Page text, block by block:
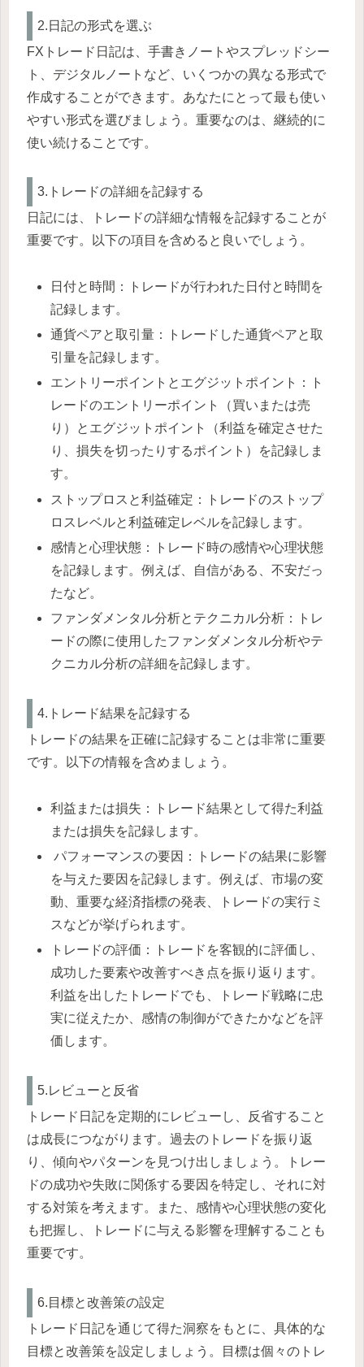
2.日記の形式を選ぶ
FXトレード日記は、手書きノートやスプレッドシー
ト、デジタルノートなど、いくつかの異なる形式で
作成することができます。あなたにとって最も使い
やすい形式を選びましょう。重要なのは、継続的に
使い続けることです。
3.トレードの詳細を記録する
日記には、トレードの詳細な情報を記録することが
重要です。以下の項目を含めると良いでしょう。
日付と時間：トレードが行われた日付と時間を
記録します。
通貨ペアと取引量：トレードした通貨ペアと取
引量を記録します。
エントリーポイントとエグジットポイント：ト
レードのエントリーポイント（買いまたは売
り）とエグジットポイント（利益を確定させた
り、損失を切ったりするポイント）を記録しま
す。
ストップロスと利益確定：トレードのストップ
ロスレベルと利益確定レベルを記録します。
感情と心理状態：トレード時の感情や心理状態
を記録します。例えば、自信がある、不安だっ
たなど。
ファンダメンタル分析とテクニカル分析：トレ
ードの際に使用したファンダメンタル分析やテ
クニカル分析の詳細を記録します。
4.トレード結果を記録する
トレードの結果を正確に記録することは非常に重要
です。以下の情報を含めましょう。
利益または損失：トレード結果として得た利益
または損失を記録します。
パフォーマンスの要因：トレードの結果に影響
を与えた要因を記録します。例えば、市場の変
動、重要な経済指標の発表、トレードの実行ミ
スなどが挙げられます。
トレードの評価：トレードを客観的に評価し、
成功した要素や改善すべき点を振り返ります。
利益を出したトレードでも、トレード戦略に忠
実に従えたか、感情の制御ができたかなどを評
価します。
5.レビューと反省
トレード日記を定期的にレビューし、反省すること
は成長につながります。過去のトレードを振り返
り、傾向やパターンを見つけ出しましょう。トレー
ドの成功や失敗に関係する要因を特定し、それに対
する対策を考えます。また、感情や心理状態の変化
も把握し、トレードに与える影響を理解することも
重要です。
6.目標と改善策の設定
トレード日記を通じて得た洞察をもとに、具体的な
目標と改善策を設定しましょう。目標は個々のトレ